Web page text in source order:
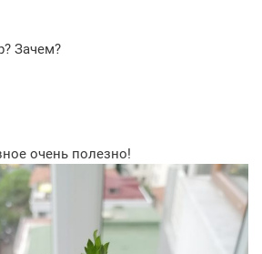
Зачем?
очень полезно!